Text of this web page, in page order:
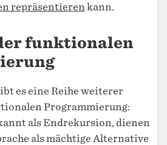
repräsentieren kann.
funktionalen
es eine Reihe weiterer
Programmierung:
als Endrekursion, dienen
als mächtige Alternative